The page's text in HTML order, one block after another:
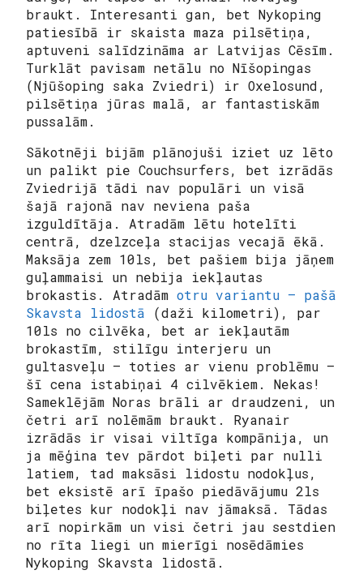
braukt. Interesanti gan, bet Nykoping
patiesībā ir skaista maza pilsētiņa,
aptuveni salīdzināma ar Latvijas Cēsīm.
Turklāt pavisam netālu no Nīšopingas
(Njūšoping saka Zviedri) ir Oxelosund,
pilsētiņa jūras malā, ar fantastiskām
pussalām.
Sākotnēji bijām plānojuši iziet uz lēto
un palikt pie Couchsurfers, bet izrādās
Zviedrijā tādi nav populāri un visā
šajā rajonā nav neviena paša
izguldītāja. Atradām lētu hotelīti
centrā, dzelzceļa stacijas vecajā ēkā.
Maksāja zem 10ls, bet pašiem bija jāņem
guļammaisi un nebija iekļautas
brokastis. Atradām otru variantu – pašā
Skavsta lidostā (daži kilometri), par
10ls no cilvēka, bet ar iekļautām
brokastīm, stilīgu interjeru un
gultasveļu – toties ar vienu problēmu –
šī cena istabiņai 4 cilvēkiem. Nekas!
Sameklējām Noras brāli ar draudzeni, un
četri arī nolēmām braukt. Ryanair
izrādās ir visai viltīga kompānija, un
ja mēģina tev pārdot biļeti par nulli
latiem, tad maksāsi lidostu nodokļus,
bet eksistē arī īpašo piedāvājumu 2ls
biļetes kur nodokļi nav jāmaksā. Tādas
arī nopirkām un visi četri jau sestdien
no rīta liegi un mierīgi nosēdāmies
Nykoping Skavsta lidostā.